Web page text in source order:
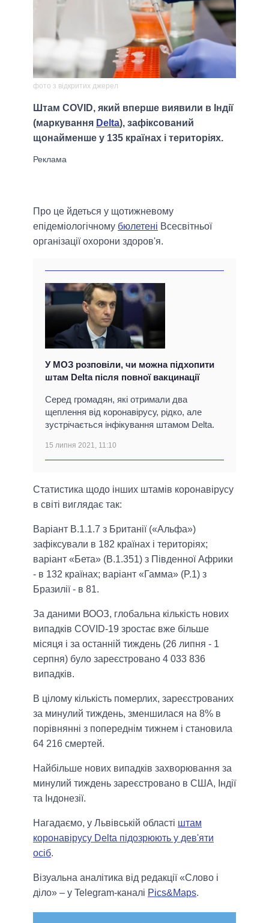
фото з відкритих джерел
Штам COVID, який вперше виявили в Індії
(маркування Delta), зафіксований
щонайменше у 135 країнах і територіях.
Про це йдеться у щотижневому
епідеміологічному бюлетені Всесвітньої
організації охорони здоров'я.
У МОЗ розповіли, чи можна підхопити
штам Delta після повної вакцинації
Серед громадян, які отримали два
щеплення від коронавірусу, рідко, але
зустрічається інфікування штамом Delta.
15 липня 2021, 11:10
Статистика щодо інших штамів коронавірусу
в світі виглядає так:
Варіант B.1.1.7 з Британії («Альфа»)
зафіксували в 182 країнах і територіях;
варіант «Бета» (B.1.351) з Південної Африки
- в 132 країнах; варіант «Гамма» (P.1) з
Бразилії - в 81.
За даними ВООЗ, глобальна кількість нових
випадків COVID-19 зростає вже більше
місяця і за останній тиждень (26 липня - 1
серпня) було зареєстровано 4 033 836
випадків.
В цілому кількість померлих, зареєстрованих
за минулий тиждень, зменшилася на 8% в
порівнянні з попереднім тижнем і становила
64 216 смертей.
Найбільше нових випадків захворювання за
минулий тиждень зареєстровано в США, Індії
та Індонезії.
Нагадаємо, у Львівській області штам
коронавірусу Delta підозрюють у дев'яти
осіб.
Візуальна аналітика від редакції «Слово і
діло» – у Telegram-каналі Pics&Maps.